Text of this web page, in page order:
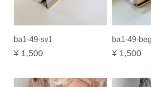
ba1-49-sv1
¥ 1,500
ba1-49-
¥ 1,500